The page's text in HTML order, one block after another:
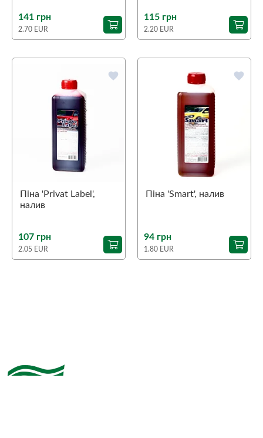
141 грн
2.70 EUR
115 грн
2.20 EUR
favorite
Піна 'Privat Label',
налив
107 грн
2.05 EUR
favorite
Піна 'Smart', налив
94 грн
1.80 EUR